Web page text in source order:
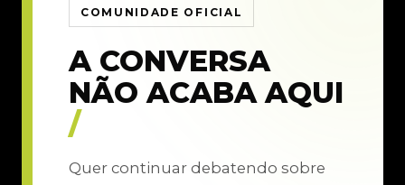
COMUNIDADE OFICIAL
A CONVERSA
NÃO ACABA AQUI
/
Quer continuar debatendo sobre